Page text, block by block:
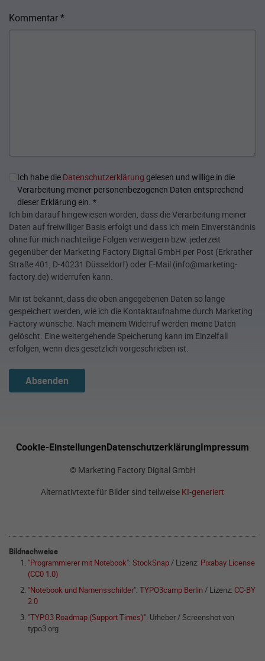
Kommentar*
Ich habe die Datenschutzerklärung gelesen und willige in die
Verarbeitung meiner personenbezogenen Daten entsprechend
dieser Erklärung ein. *
Ich bin darauf hingewiesen worden, dass die Verarbeitung meiner
Daten auf freiwilliger Basis erfolgt und dass ich mein Einverständnis
ohne für mich nachteilige Folgen verweigern bzw. jederzeit
gegenüber der Marketing Factory Digital GmbH per Post (Erkrather
Straße 401, D-40231 Düsseldorf) oder E-Mail (info@marketing-
factory.de) widerrufen kann.
Mir ist bekannt, dass die oben angegebenen Daten so lange
gespeichert werden, wie ich die Kontaktaufnahme durch Marketing
Factory wünsche. Nach meinem Widerruf werden meine Daten
gelöscht. Eine weitergehende Speicherung kann im Einzelfall
erfolgen, wenn dies gesetzlich vorgeschrieben ist.
Absenden
Cookie-EinstellungenDatenschutzerklärungImpressum
© Marketing Factory Digital GmbH
Alternativtexte für Bilder sind teilweise KI-generiert
Bildnachweise
"Programmierer mit Notebook": StockSnap/ Lizenz: Pixabay License
(CC0 1.0)
"Notebook und Namensschilder": TYPO3camp Berlin/ Lizenz: CC-BY
2.0
"TYPO3 Roadmap (Support Times)": Urheber / Screenshot von
typo3.org